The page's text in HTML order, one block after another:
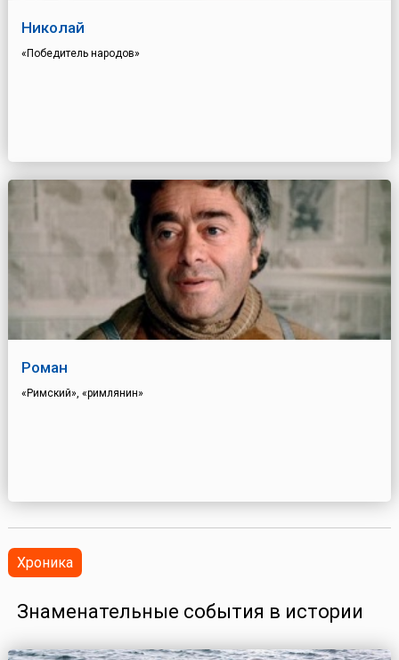
Николай
«Победитель народов»
Роман
«Римский», «римлянин»
Хроника
Знаменательные события в истории